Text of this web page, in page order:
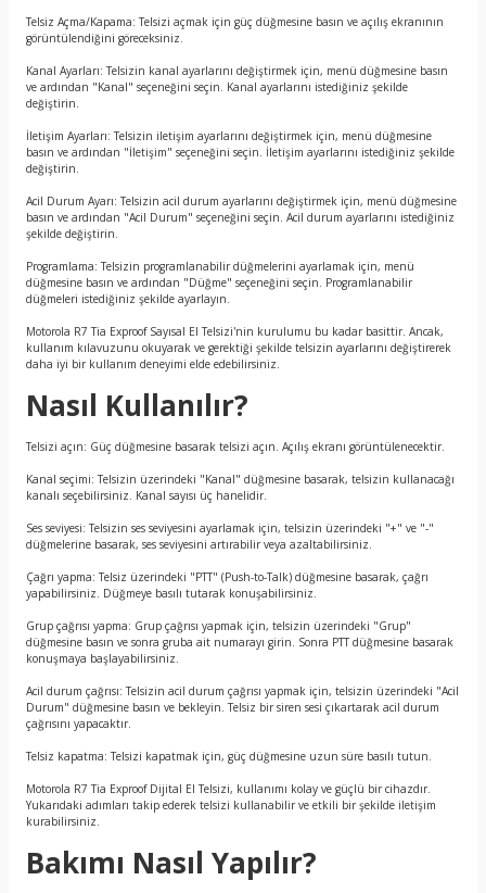
Telsiz Açma/Kapama: Telsizi açmak için güç düğmesine basın ve açılış ekranının
görüntülendiğini göreceksiniz.
Kanal Ayarları: Telsizin kanal ayarlarını değiştirmek için, menü düğmesine basın
ve ardından "Kanal" seçeneğini seçin. Kanal ayarlarını istediğiniz şekilde
değiştirin.
İletişim Ayarları: Telsizin iletişim ayarlarını değiştirmek için, menü düğmesine
basın ve ardından "İletişim" seçeneğini seçin. İletişim ayarlarını istediğiniz şekilde
değiştirin.
Acil Durum Ayarı: Telsizin acil durum ayarlarını değiştirmek için, menü düğmesine
basın ve ardından "Acil Durum" seçeneğini seçin. Acil durum ayarlarını istediğiniz
şekilde değiştirin.
Programlama: Telsizin programlanabilir düğmelerini ayarlamak için, menü
düğmesine basın ve ardından "Düğme" seçeneğini seçin. Programlanabilir
düğmeleri istediğiniz şekilde ayarlayın.
Motorola R7 Tia Exproof Sayısal El Telsizi'nin kurulumu bu kadar basittir. Ancak,
kullanım kılavuzunu okuyarak ve gerektiği şekilde telsizin ayarlarını değiştirerek
daha iyi bir kullanım deneyimi elde edebilirsiniz.
Nasıl Kullanılır?
Telsizi açın: Güç düğmesine basarak telsizi açın. Açılış ekranı görüntülenecektir.
Kanal seçimi: Telsizin üzerindeki "Kanal" düğmesine basarak, telsizin kullanacağı
kanalı seçebilirsiniz. Kanal sayısı üç hanelidir.
Ses seviyesi: Telsizin ses seviyesini ayarlamak için, telsizin üzerindeki "+" ve "-"
düğmelerine basarak, ses seviyesini artırabilir veya azaltabilirsiniz.
Çağrı yapma: Telsiz üzerindeki "PTT" (Push-to-Talk) düğmesine basarak, çağrı
yapabilirsiniz. Düğmeye basılı tutarak konuşabilirsiniz.
Grup çağrısı yapma: Grup çağrısı yapmak için, telsizin üzerindeki "Grup"
düğmesine basın ve sonra gruba ait numarayı girin. Sonra PTT düğmesine basarak
konuşmaya başlayabilirsiniz.
Acil durum çağrısı: Telsizin acil durum çağrısı yapmak için, telsizin üzerindeki "Acil
Durum" düğmesine basın ve bekleyin. Telsiz bir siren sesi çıkartarak acil durum
çağrısını yapacaktır.
Telsiz kapatma: Telsizi kapatmak için, güç düğmesine uzun süre basılı tutun.
Motorola R7 Tia Exproof Dijital El Telsizi, kullanımı kolay ve güçlü bir cihazdır.
Yukarıdaki adımları takip ederek telsizi kullanabilir ve etkili bir şekilde iletişim
kurabilirsiniz.
Bakımı Nasıl Yapılır?